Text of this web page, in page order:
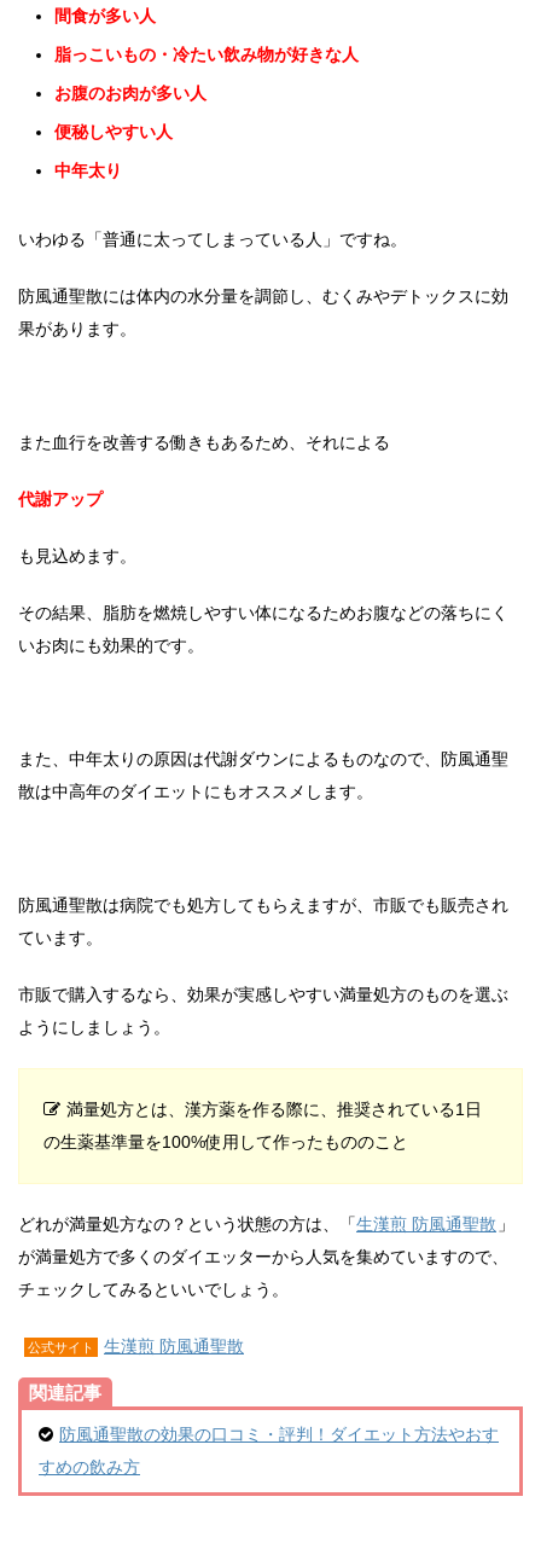
間食が多い人
脂っこいもの・冷たい飲み物が好きな人
お腹のお肉が多い人
便秘しやすい人
中年太り
いわゆる「普通に太ってしまっている人」ですね。
防風通聖散には体内の水分量を調節し、むくみやデトックスに効
果があります。
また血行を改善する働きもあるため、それによる
代謝アップ
も見込めます。
その結果、脂肪を燃焼しやすい体になるためお腹などの落ちにく
いお肉にも効果的です。
また、中年太りの原因は代謝ダウンによるものなので、防風通聖
散は中高年のダイエットにもオススメします。
防風通聖散は病院でも処方してもらえますが、市販でも販売され
ています。
市販で購入するなら、効果が実感しやすい満量処方のものを選ぶ
ようにしましょう。
満量処方とは、漢方薬を作る際に、推奨されている1日
の生薬基準量を100%使用して作ったもののこと
どれが満量処方なの？という状態の方は、「︎生漢煎 防風通聖散 」
が満量処方で多くのダイエッターから人気を集めていますので、
チェックしてみるといいでしょう。
公式サイト ︎生漢煎 防風通聖散
関連記事
防風通聖散の効果の口コミ・評判！ダイエット方法やおす
すめの飲み方